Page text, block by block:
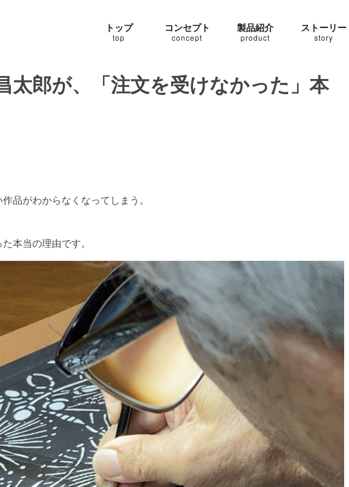
トップ
top
コンセプト
concept
製品紹介
product
ストーリー
story
太郎が、「注文を受けなかった」本
品がわからなくなってしまう。
本当の理由です。